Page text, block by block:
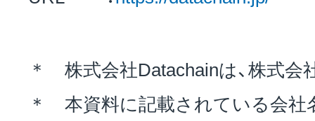
＊ 株式会社Datachainは、株式会
＊ 本資料に記載されている会社